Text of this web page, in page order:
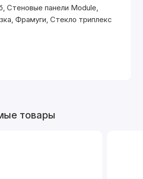
Стеновые панели Module,
Фрамуги, Стекло триплекс
товары